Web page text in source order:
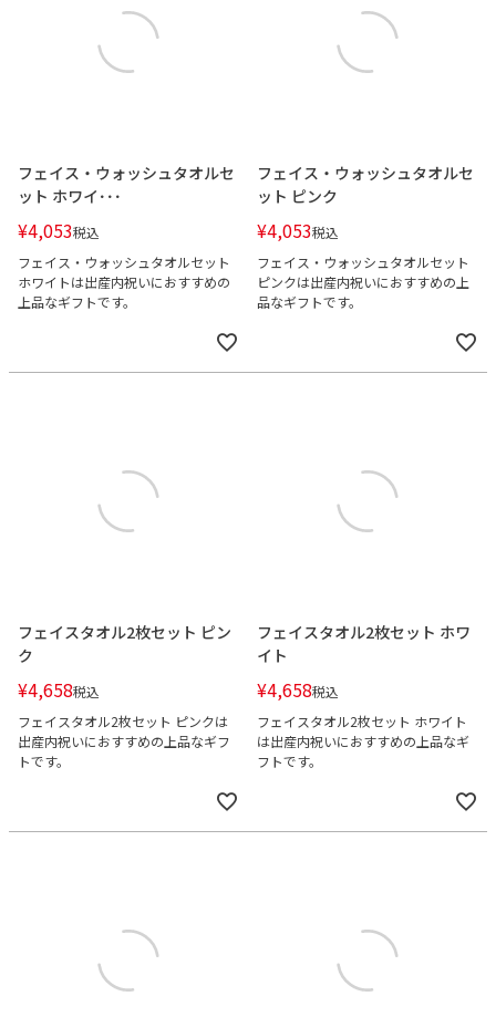
フェイス・ウォッシュタオルセ
ット ホワイ･･･
¥4,053税込
フェイス・ウォッシュタオルセット
ホワイトは出産内祝いにおすすめの
上品なギフトです。
フェイス・ウォッシュタオルセ
ット ピンク
¥4,053税込
フェイス・ウォッシュタオルセット
ピンクは出産内祝いにおすすめの上
品なギフトです。
フェイスタオル2枚セット ピン
ク
¥4,658税込
フェイスタオル2枚セット ピンクは
出産内祝いにおすすめの上品なギフ
トです。
フェイスタオル2枚セット ホワ
イト
¥4,658税込
フェイスタオル2枚セット ホワイト
は出産内祝いにおすすめの上品なギ
フトです。